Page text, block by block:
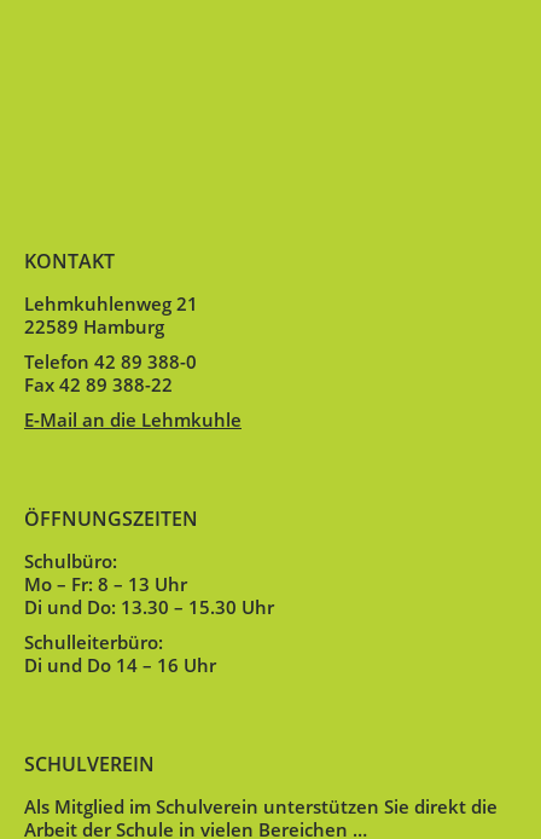
KONTAKT
Lehmkuhlenweg 21
22589 Hamburg
Telefon 42 89 388-0
Fax 42 89 388-22
E-Mail an die Lehmkuhle
ÖFFNUNGSZEITEN
Schulbüro:
Mo – Fr: 8 – 13 Uhr
Di und Do: 13.30 – 15.30 Uhr
Schulleiterbüro:
Di und Do 14 – 16 Uhr
SCHULVEREIN
Als Mitglied im Schulverein unterstützen Sie direkt die
Arbeit der Schule in vielen Bereichen …